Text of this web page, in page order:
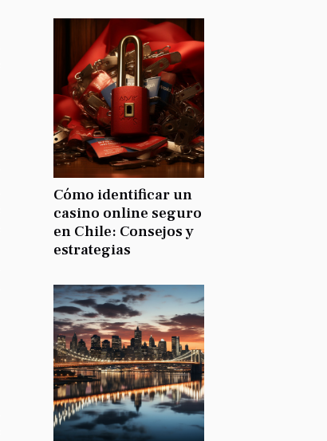
Cómo identificar un
casino online seguro
en Chile: Consejos y
estrategias